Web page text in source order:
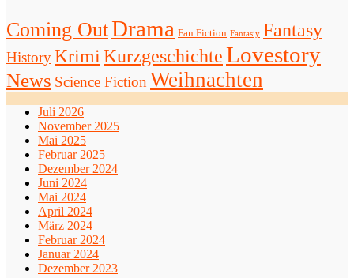
Coming OutDrama Fan Fiction Fantasiy Fantasy
HistoryKrimi KurzgeschichteLovestory
News Science Fiction Weihnachten
Juli 2026
November 2025
Mai 2025
Februar 2025
Dezember 2024
Juni 2024
Mai 2024
April 2024
März 2024
Februar 2024
Januar 2024
Dezember 2023